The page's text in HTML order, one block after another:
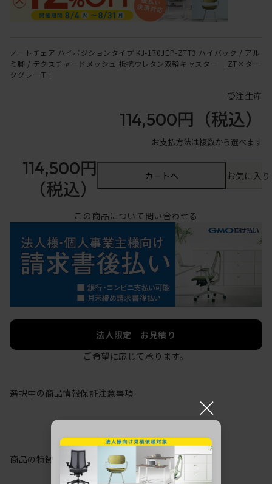
ノートチェア ハイポジションタイプ KJ-170JEP-ZTT3 ハイバック / アル
ミ脚 / テクスチャードメッシュ 抵抗ウレタン双輪キャスター ［ZT×ダー
クグレーＴ］
受注生産
114,500円 （税込）
お支払方法は複数から選べます
114,500円
（税込）
カートへ お気に入
この商品について問い合わせる
法人限定 お見積り
ご希望に応じて承ります。
選択中の商品情報保証注意事項
商品の特徴
×